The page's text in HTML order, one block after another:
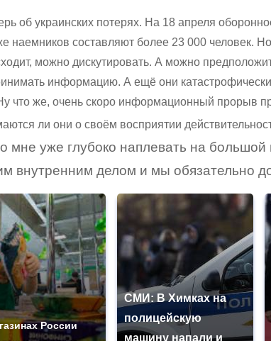
об украинских потерях. На 18 апреля
наемников составляют более 23 000 человек.
можно дискутировать. А можно
информацию. А ещё они
что же, очень скоро информационный прорыв
ли они о своём восприятии
мне уже глубоко наплевать на
внутренним делом и мы обязательно
России
СМИ: В Химках на
полицейскую
машину напали и